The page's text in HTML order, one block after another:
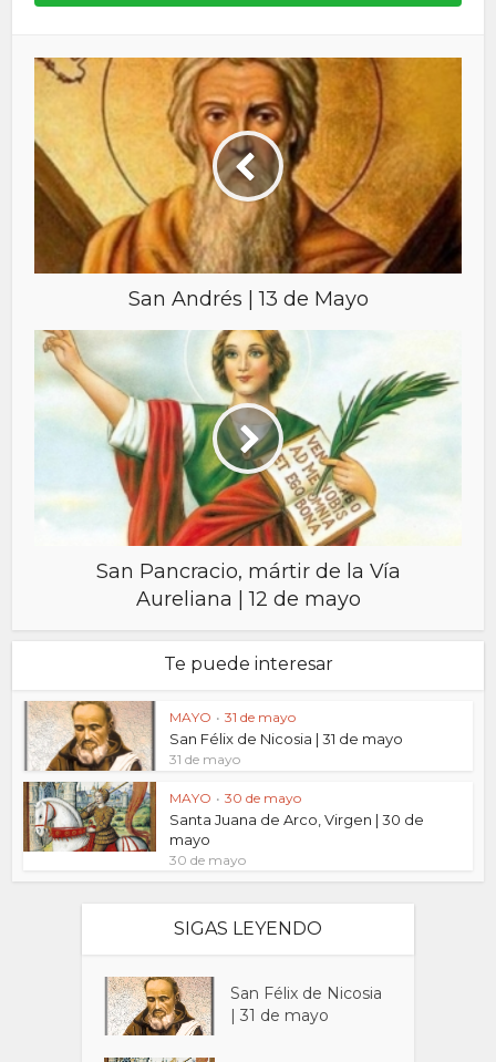
San Andrés | 13 de Mayo
San Pancracio, mártir de la Vía
Aureliana | 12 de mayo
Te puede interesar
MAYO • 31 de mayo
San Félix de Nicosia | 31 de mayo
31 de mayo
MAYO • 30 de mayo
Santa Juana de Arco, Virgen | 30 de
mayo
30 de mayo
SIGAS LEYENDO
San Félix de Nicosia
| 31 de mayo